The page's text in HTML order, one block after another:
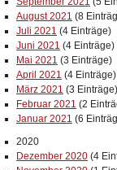
August 2021 (8
Juli 2021 (4 Einträge)
Juni 2021 (4 Einträge)
Mai 2021 (3 Einträge)
April 2021 (4 Einträge)
März 2021 (3 Einträge)
Februar 2021 (2
Januar 2021 (6
2020
Dezember 2020 (4